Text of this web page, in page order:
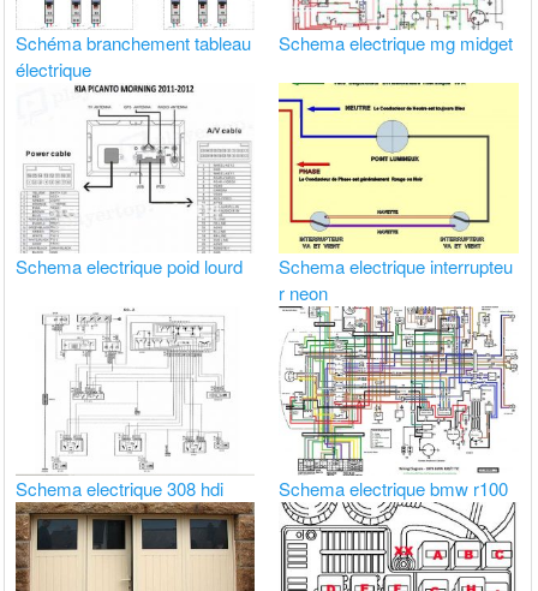
Schéma branchement tableau
électrique
Schema electrique mg midget
Schema electrique poid lourd
Schema electrique interrupteu
r neon
Schema electrique 308 hdi Schema electrique bmw r100